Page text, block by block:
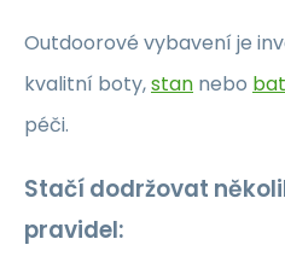
Outdoorové vybavení je
kvalitní boty,stan nebo
péči.
Stačí dodržovat
pravidel: